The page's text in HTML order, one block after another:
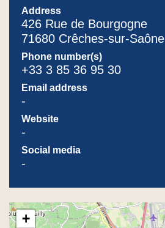
Address
426 Rue de Bourgogne
71680 Crêches-sur-Saône
Phone number(s)
+33 3 85 36 95 30
Email address
-
Website
-
Social media
-
+